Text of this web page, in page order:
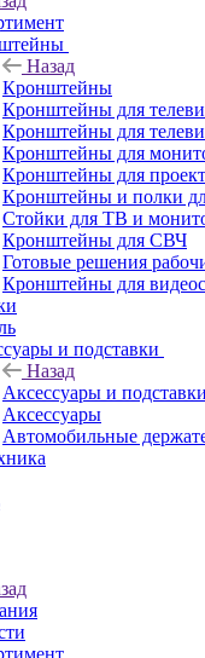
Назад
Кронштейны
Кронштейны для
Кронштейны для
Кронштейны для
Кронштейны для
Кронштейны и полки
Стойки для ТВ и
Кронштейны для СВЧ
Готовые решения
Кронштейны для
и подставки
Назад
Аксессуары и подставки
Аксессуары
Автомобильные